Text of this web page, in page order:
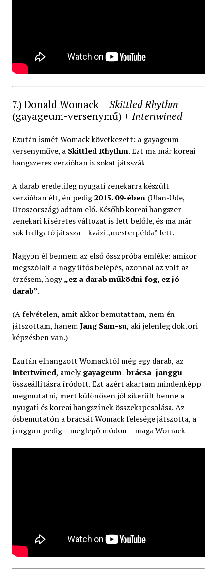
7.) Donald Womack – Skittled Rhythm
(gayageum-versenymű) + Intertwined
Ezután ismét Womack következett: a gayageum-
versenyműve, a Skittled Rhythm. Ezt ma már koreai
hangszeres verzióban is sokat játsszák.
A darab eredetileg nyugati zenekarra készült
verzióban élt, én pedig2015. 09-ében(Ulan-Ude,
Oroszország) adtam elő. Később koreai hangszer-
zenekari kíséretes változat is lett belőle, és ma már
sok hallgató játssza – kvázi „mesterpélda” lett.
Nagyon él bennem az első összpróba emléke: amikor
megszólalt a nagy ütős belépés, azonnal az volt az
érzésem, hogy„ez a darab működni fog, ez jó
darab”.
(A felvételen, amit akkor bemutattam, nem én
játszottam, hanemJang Sam-su, aki jelenleg doktori
képzésben van.)
Ezután elhangzott Womacktól még egy darab, az
Intertwined, amelygayageum–brácsa–janggu
összeállításra íródott. Ezt azért akartam mindenképp
megmutatni, mert különösen jól sikerült benne a
nyugati és koreai hangszínek összekapcsolása. Az
ősbemutatón a brácsát Womack felesége játszotta, a
janggun pedig – meglepő módon – maga Womack.